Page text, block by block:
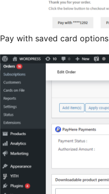
Pay with saved card options